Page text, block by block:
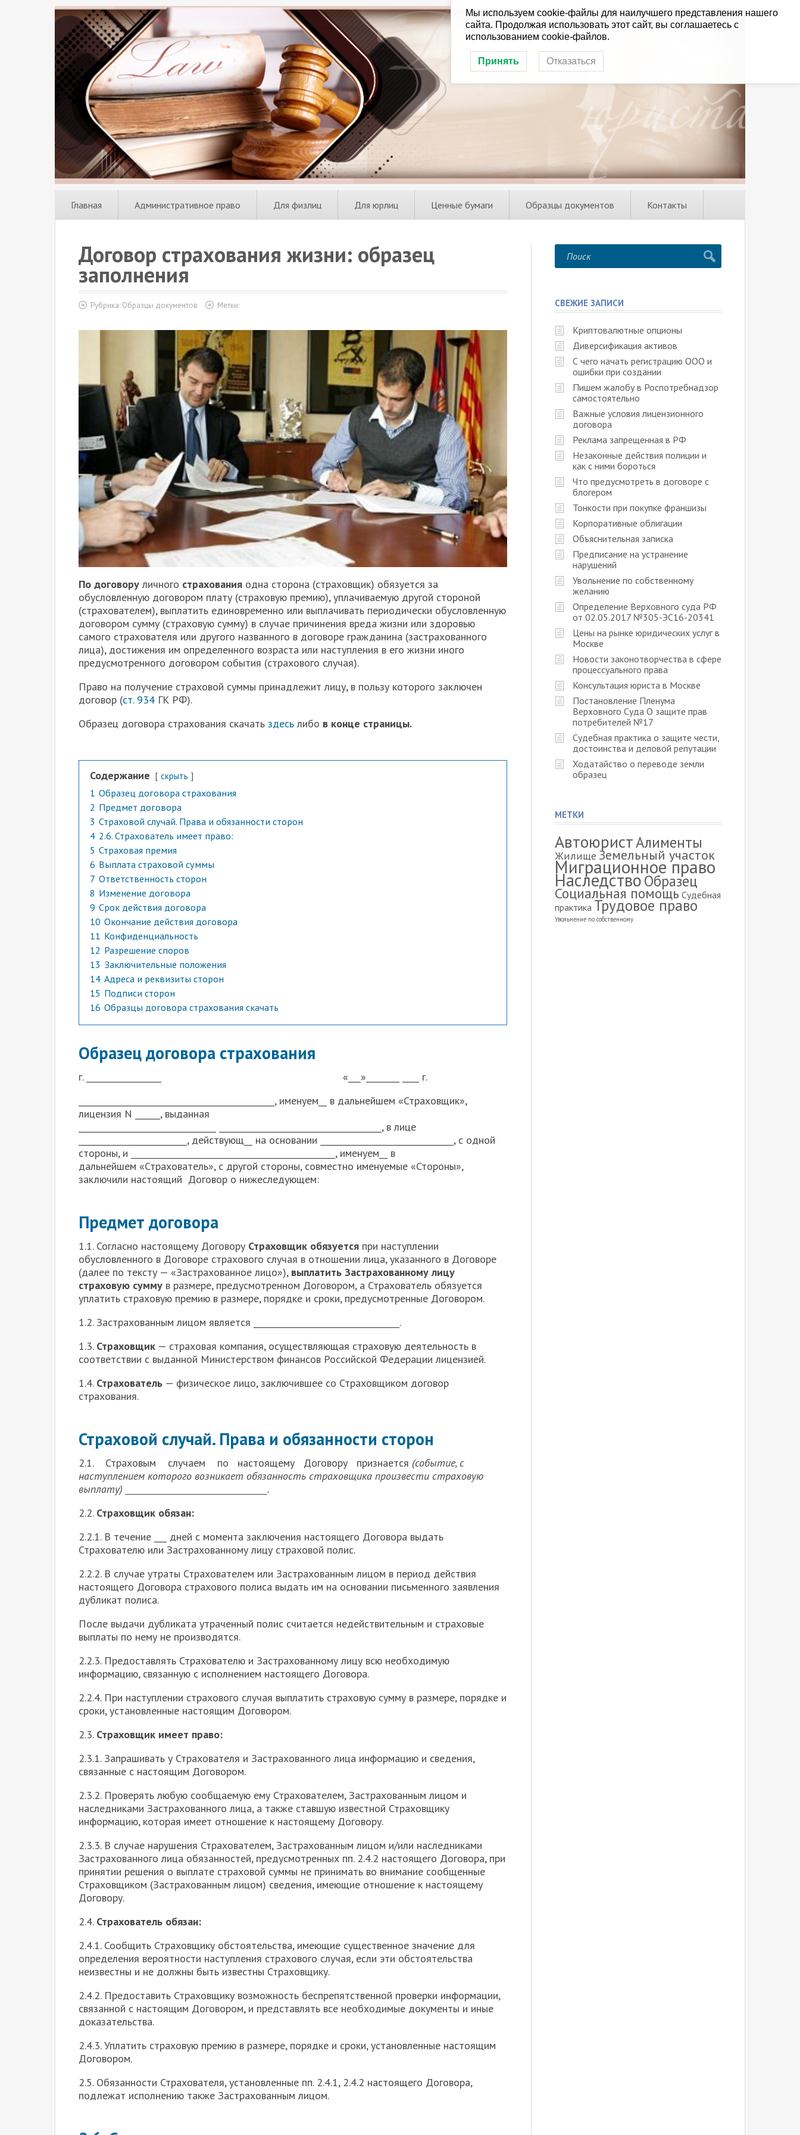
Главная Административное право Для физлиц Для юрлиц Ценные бумаги Образцы документов Контакты
Договор страхования жизни: образец
заполнения
Рубрика: Образцы документов Метки:
По договоруличного страхования одна сторона (страховщик) обязуется за
обусловленную договором плату (страховую премию), уплачиваемую другой стороной
(страхователем), выплатить единовременно или выплачивать периодически обусловленную
договором сумму (страховую сумму) в случае причинения вреда жизни или здоровью
самого страхователя или другого названного в договоре гражданина (застрахованного
лица), достижения им определенного возраста или наступления в его жизни иного
предусмотренного договором события (страхового случая).
Право на получение страховой суммы принадлежит лицу, в пользу которого заключен
договор (ст. 934 ГК РФ).
Образец договора страхования скачать здесьлибо в конце страницы.
Содержание скрыть
1 Образец договора страхования
2 Предмет договора
3 Страховой случай. Права и обязанности сторон
4 2.6. Страхователь имеет право:
5 Страховая премия
6 Выплата страховой суммы
7 Ответственность сторон
8 Изменение договора
9 Срок действия договора
10 Окончание действия договора
11 Конфиденциальность
12 Разрешение споров
13 Заключительные положения
14 Адреса и реквизиты сторон
15 Подписи сторон
16 Образцы договора страхования скачать
Образец договора страхования
г. __________________ «___»________ ____ г.
_______________________________________________, именуем__ в дальнейшем «Страховщик»,
лицензия N ______, выданная
_________________________________ _______________________________________, в лице
__________________________, действующ__ на основании ________________________________, с одной
стороны, и _________________________________________________, именуем__ в
дальнейшем «Страхователь», с другой стороны, совместно именуемые «Стороны»,
заключили настоящий Договор о нижеследующем:
Предмет договора
1.1. Согласно настоящему Договору Страховщик обязуется при наступлении
обусловленного в Договоре страхового случая в отношении лица, указанного в Договоре
(далее по тексту — «Застрахованное лицо»), выплатить Застрахованному лицу
страховую сумму в размере, предусмотренном Договором, а Страхователь обязуется
уплатить страховую премию в размере, порядке и сроки, предусмотренные Договором.
1.2. Застрахованным лицом является ___________________________________.
1.3. Страховщик — страховая компания, осуществляющая страховую деятельность в
соответствии с выданной Министерством финансов Российской Федерации лицензией.
1.4. Страхователь — физическое лицо, заключившее со Страховщиком договор
страхования.
Страховой случай. Права и обязанности сторон
2.1. Страховым случаем по настоящему Договору признается (событие, с
наступлением которого возникает обязанность страховщика произвести страховую
выплату) __________________________________.
2.2. Страховщик обязан:
2.2.1. В течение ___ дней с момента заключения настоящего Договора выдать
Страхователю или Застрахованному лицу страховой полис.
2.2.2. В случае утраты Страхователем или Застрахованным лицом в период действия
настоящего Договора страхового полиса выдать им на основании письменного заявления
дубликат полиса.
После выдачи дубликата утраченный полис считается недействительным и страховые
выплаты по нему не производятся.
2.2.3. Предоставлять Страхователю и Застрахованному лицу всю необходимую
информацию, связанную с исполнением настоящего Договора.
2.2.4. При наступлении страхового случая выплатить страховую сумму в размере, порядке и
сроки, установленные настоящим Договором.
2.3. Страховщик имеет право:
2.3.1. Запрашивать у Страхователя и Застрахованного лица информацию и сведения,
связанные с настоящим Договором.
2.3.2. Проверять любую сообщаемую ему Страхователем, Застрахованным лицом и
наследниками Застрахованного лица, а также ставшую известной Страховщику
информацию, которая имеет отношение к настоящему Договору.
2.3.3. В случае нарушения Страхователем, Застрахованным лицом и/или наследниками
Застрахованного лица обязанностей, предусмотренных пп. 2.4.2 настоящего Договора, при
принятии решения о выплате страховой суммы не принимать во внимание сообщенные
Страховщиком (Застрахованным лицом) сведения, имеющие отношение к настоящему
Договору.
2.4. Страхователь обязан:
2.4.1. Сообщить Страховщику обстоятельства, имеющие существенное значение для
определения вероятности наступления страхового случая, если эти обстоятельства
неизвестны и не должны быть известны Страховщику.
2.4.2. Предоставить Страховщику возможность беспрепятственной проверки информации,
связанной с настоящим Договором, и представлять все необходимые документы и иные
доказательства.
2.4.3. Уплатить страховую премию в размере, порядке и сроки, установленные настоящим
Договором.
2.5. Обязанности Страхователя, установленные пп. 2.4.1, 2.4.2 настоящего Договора,
подлежат исполнению также Застрахованным лицом.
СВЕЖИЕ ЗАПИСИ
Криптовалютные опционы
Диверсификация активов
С чего начать регистрацию ООО и
ошибки при создании
Пишем жалобу в Роспотребнадзор
самостоятельно
Важные условия лицензионного
договора
Реклама запрещенная в РФ
Незаконные действия полиции и
как с ними бороться
Что предусмотреть в договоре с
блогером
Тонкости при покупке франшизы
Корпоративные облигации
Объяснительная записка
Предписание на устранение
нарушений
Увольнение по собственному
желанию
Определение Верховного суда РФ
от 02.05.2017 №305-ЭС16-20341
Цены на рынке юридических услуг в
Москве
Новости законотворчества в сфере
процессуального права
Консультация юриста в Москве
Постановление Пленума
Верховного Суда О защите прав
потребителей №17
Судебная практика о защите чести,
достоинства и деловой репутации
Ходатайство о переводе земли
образец
МЕТКИ
АвтоюристАлименты
Жилище Земельный участок
Миграционное право
НаследствоОбразец
Социальная помощь Судебная
практика Трудовое право
Увольнение по собственному
Мы используем cookie-файлы для наилучшего представления нашего
сайта. Продолжая использовать этот сайт, вы соглашаетесь с
использованием cookie-файлов.
Принять Отказаться